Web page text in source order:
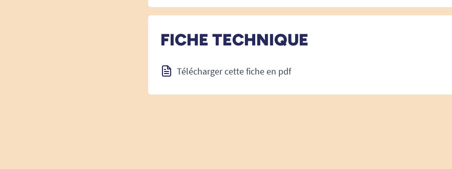
FICHE TECHNIQUE
Télécharger cette fiche en pdf